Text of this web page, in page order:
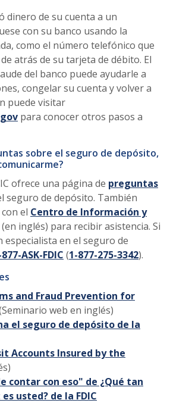
dinero de su cuenta a un
con su banco usando la
como el número telefónico que
atrás de su tarjeta de débito. El
del banco puede ayudarle a
congelar su cuenta y volver a
puede visitar
para conocer otros pasos a
sobre el seguro de depósito,
ofrece una página de preguntas
seguro de depósito. También
el Centro de Información y
(en inglés) para recibir asistencia. Si
especialista en el seguro de
ASK-FDIC (1-877-275-3342).
and Fraud Prevention for
web en inglés)
el seguro de depósito de la
Accounts Insured by the
contar con eso" de ¿Qué tan
usted? de la FDIC